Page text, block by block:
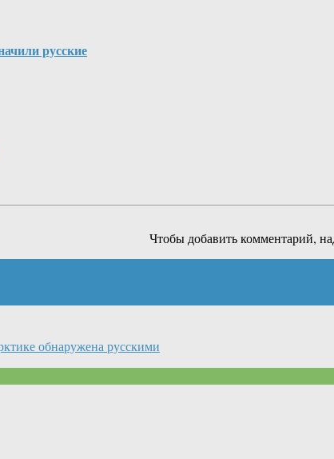
русские
Чтобы добавить комментарий,
обнаружена русскими